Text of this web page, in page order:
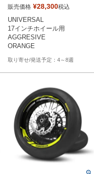
-OB
RES-OB
販売価格 ¥28,300税込
UNIVERSAL
17インチホイール用
AGGRESIVE
4～8週